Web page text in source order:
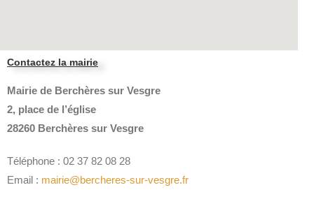
Contactez la mairie
Mairie de Berchères sur Vesgre
2, place de l’église
28260 Berchères sur Vesgre
Téléphone : 02 37 82 08 28
Email : mairie@bercheres-sur-vesgre.fr